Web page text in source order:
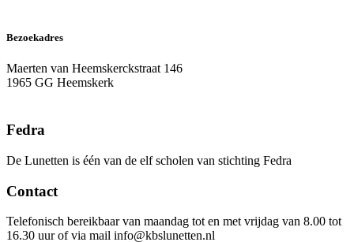
Bezoekadres
Maerten van Heemskerckstraat 146
1965 GG Heemskerk
Fedra
De Lunetten is één van de elf scholen van stichting Fedra
Contact
Telefonisch bereikbaar van maandag tot en met vrijdag van 8.00 tot
16.30 uur of via mail info@kbslunetten.nl